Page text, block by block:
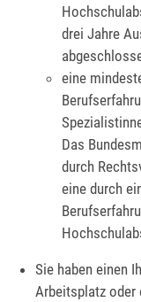
drei Jahre
eine
Das
durch
eine durch
Sie haben einen
Arbeitsplatz oder